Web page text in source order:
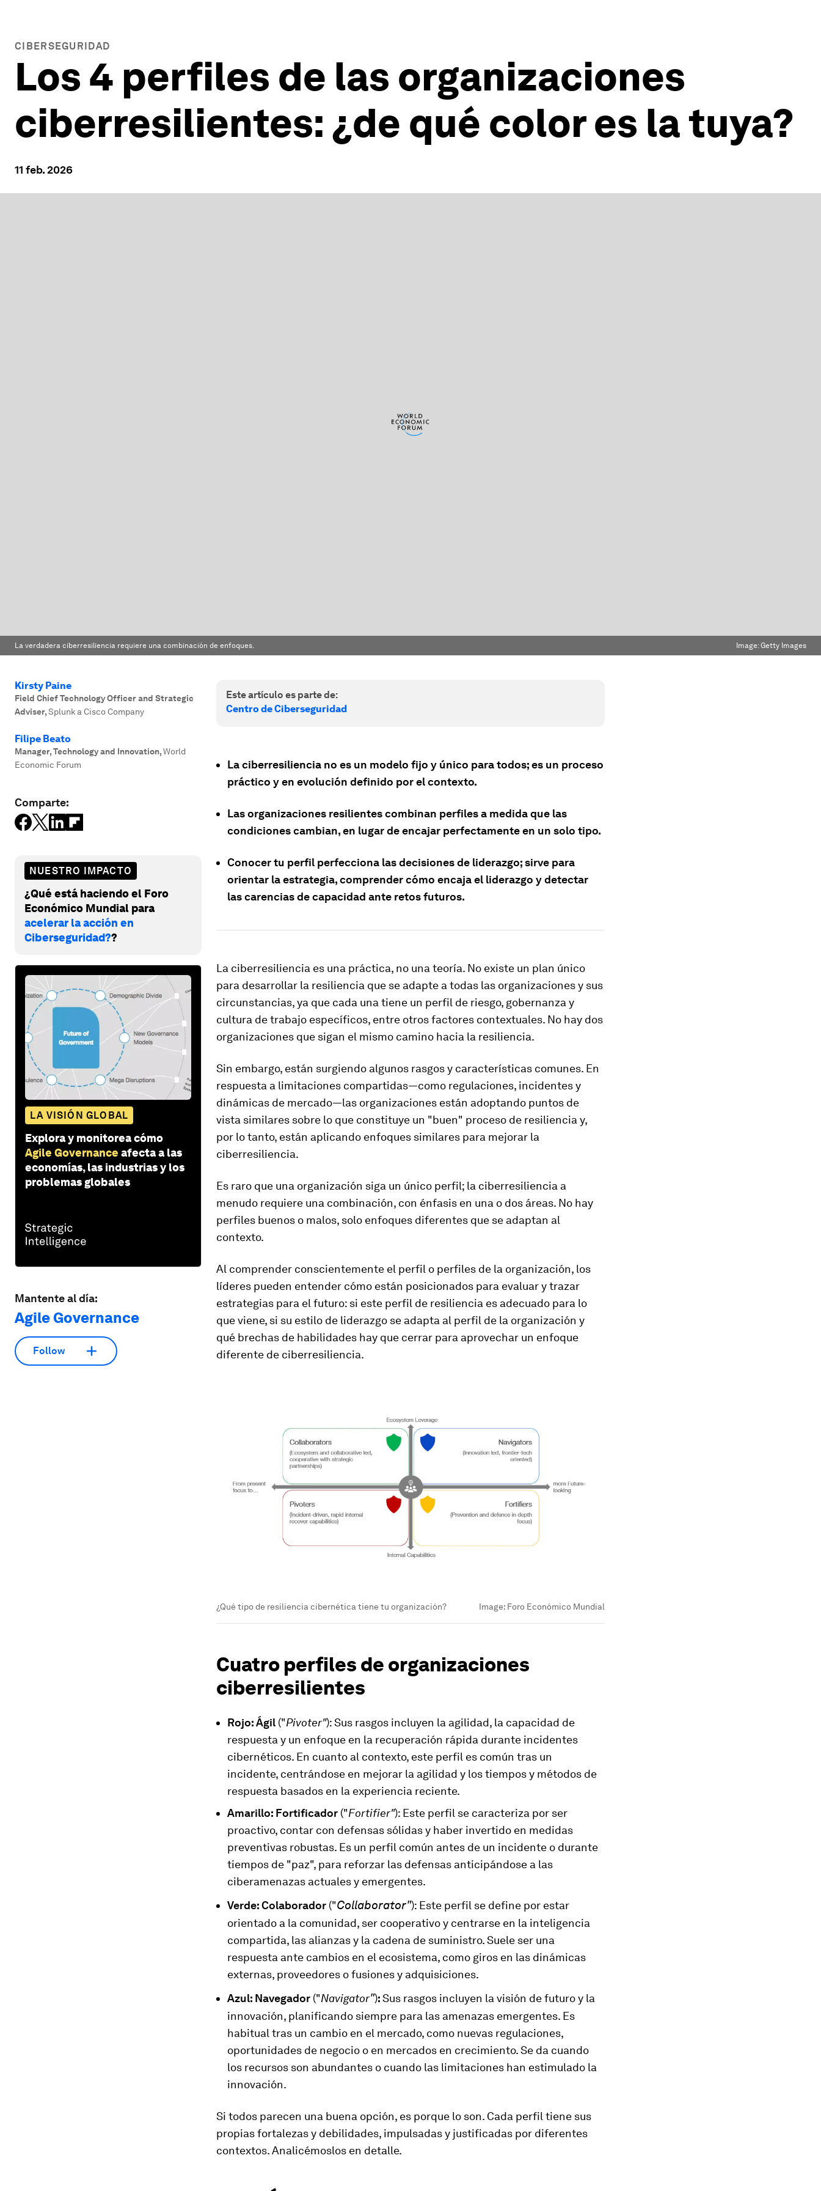
CIBERSEGURIDAD
Los 4 perfiles de las organizaciones
ciberresilientes: ¿de qué color es la tuya?
11 feb. 2026
La verdadera ciberresiliencia requiere una combinación de enfoques. Image:Getty Images
Kirsty Paine
Field Chief Technology Officer and Strategic
Adviser,Splunk a Cisco Company
Filipe Beato
Manager, Technology and Innovation,World
Economic Forum
Comparte:
NUESTRO IMPACTO
¿Qué está haciendo el Foro
Económico Mundial para
acelerar la acción en
Ciberseguridad??
LA VISIÓN GLOBAL
Explora y monitorea cómo
Agile Governance afecta a las
economías, las industrias y los
problemas globales
Mantente al día:
Agile Governance
Follow
Este artículo es parte de:
Centro de Ciberseguridad
La ciberresiliencia no es un modelo fijo y único para todos; es un proceso
práctico y en evolución definido por el contexto.
Las organizaciones resilientes combinan perfiles a medida que las
condiciones cambian, en lugar de encajar perfectamente en un solo tipo.
Conocer tu perfil perfecciona las decisiones de liderazgo; sirve para
orientar la estrategia, comprender cómo encaja el liderazgo y detectar
las carencias de capacidad ante retos futuros.
La ciberresiliencia es una práctica, no una teoría. No existe un plan único
para desarrollar la resiliencia que se adapte a todas las organizaciones y sus
circunstancias, ya que cada una tiene un perfil de riesgo, gobernanza y
cultura de trabajo específicos, entre otros factores contextuales. No hay dos
organizaciones que sigan el mismo camino hacia la resiliencia.
Sin embargo, están surgiendo algunos rasgos y características comunes. En
respuesta a limitaciones compartidas—como regulaciones, incidentes y
dinámicas de mercado—las organizaciones están adoptando puntos de
vista similares sobre lo que constituye un "buen" proceso de resiliencia y,
por lo tanto, están aplicando enfoques similares para mejorar la
ciberresiliencia.
Es raro que una organización siga un único perfil; la ciberresiliencia a
menudo requiere una combinación, con énfasis en una o dos áreas. No hay
perfiles buenos o malos, solo enfoques diferentes que se adaptan al
contexto.
Al comprender conscientemente el perfil o perfiles de la organización, los
líderes pueden entender cómo están posicionados para evaluar y trazar
estrategias para el futuro: si este perfil de resiliencia es adecuado para lo
que viene, si su estilo de liderazgo se adapta al perfil de la organización y
qué brechas de habilidades hay que cerrar para aprovechar un enfoque
diferente de ciberresiliencia.
¿Qué tipo de resiliencia cibernética tiene tu organización? Image: Foro Económico Mundial
Cuatro perfiles de organizaciones
ciberresilientes
Rojo: Ágil ("Pivoter"): Sus rasgos incluyen la agilidad, la capacidad de
respuesta y un enfoque en la recuperación rápida durante incidentes
cibernéticos. En cuanto al contexto, este perfil es común tras un
incidente, centrándose en mejorar la agilidad y los tiempos y métodos de
respuesta basados en la experiencia reciente.
Amarillo: Fortificador ("Fortifier"): Este perfil se caracteriza por ser
proactivo, contar con defensas sólidas y haber invertido en medidas
preventivas robustas. Es un perfil común antes de un incidente o durante
tiempos de "paz", para reforzar las defensas anticipándose a las
ciberamenazas actuales y emergentes.
Verde: Colaborador ("Collaborator"): Este perfil se define por estar
orientado a la comunidad, ser cooperativo y centrarse en la inteligencia
compartida, las alianzas y la cadena de suministro. Suele ser una
respuesta ante cambios en el ecosistema, como giros en las dinámicas
externas, proveedores o fusiones y adquisiciones.
Azul: Navegador ("Navigator"):Sus rasgos incluyen la visión de futuro y la
innovación, planificando siempre para las amenazas emergentes. Es
habitual tras un cambio en el mercado, como nuevas regulaciones,
oportunidades de negocio o en mercados en crecimiento. Se da cuando
los recursos son abundantes o cuando las limitaciones han estimulado la
innovación.
Si todos parecen una buena opción, es porque lo son. Cada perfil tiene sus
propias fortalezas y debilidades, impulsadas y justificadas por diferentes
contextos. Analicémoslos en detalle.